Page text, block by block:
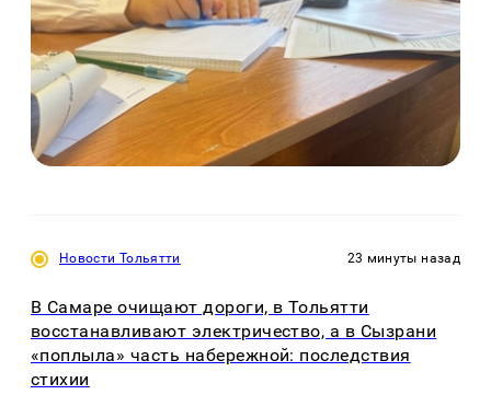
Новости Тольятти 23 минуты назад
В Самаре очищают дороги, в Тольятти
восстанавливают электричество, а в Сызрани
«поплыла» часть набережной: последствия
стихии